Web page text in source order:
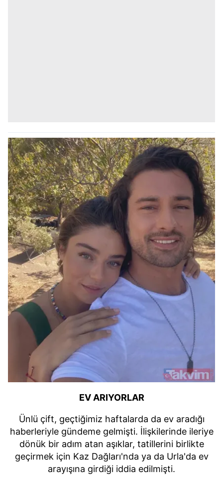
EV ARIYORLAR
Ünlü çift, geçtiğimiz haftalarda da ev aradığı
haberleriyle gündeme gelmişti. İlişkilerinde ileriye
dönük bir adım atan aşıklar, tatillerini birlikte
geçirmek için Kaz Dağları'nda ya da Urla'da ev
arayışına girdiği iddia edilmişti.